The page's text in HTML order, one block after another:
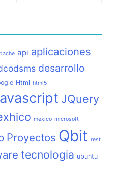
api aplicaciones
desarrollo
Html html5
JQuery
mexico microsoft
Proyectos Qbit rest
tecnologia ubuntu